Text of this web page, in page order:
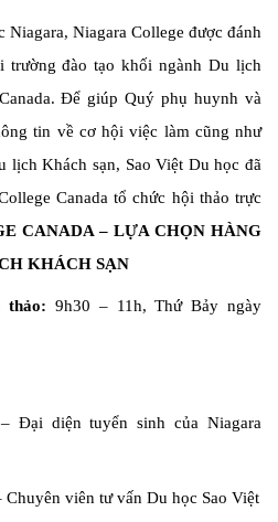
Niagara College được đánh
trường đào tạo khối ngành Du lịch
Để giúp Quý phụ huynh và
tin về cơ hội việc làm cũng như
lịch Khách sạn, Sao Việt Du học đã
Canada tổ chức hội thảo trực
CANADA – LỰA CHỌN HÀNG
KHÁCH SẠN
thảo: 9h30 – 11h, Thứ Bảy ngày
Đại diện tuyển sinh của Niagara
Chuyên viên tư vấn Du học Sao Việt